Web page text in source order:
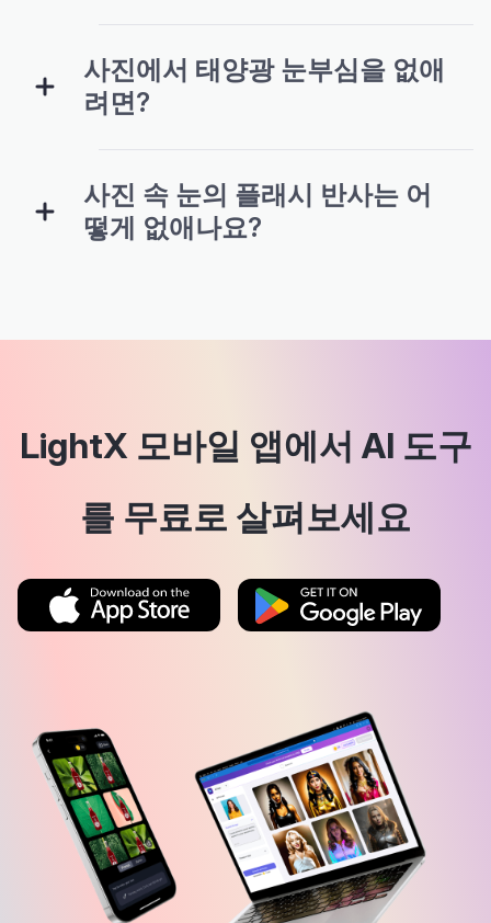
사진에서 태양광 눈부심을 없애
려면?
사진 속 눈의 플래시 반사는 어
떻게 없애나요?
LightX 모바일 앱에서 AI 도구
를 무료로 살펴보세요